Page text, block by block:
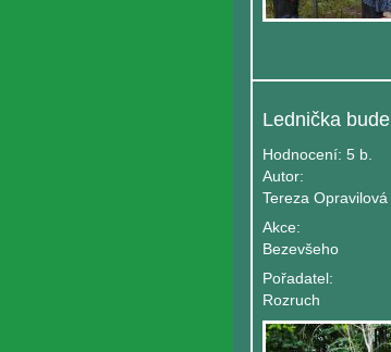
Lednička bude
Hodnocení: 5 b.
Autor:
Tereza Opravilová
Akce:
Bezevšeho
Pořadatel:
Rozruch